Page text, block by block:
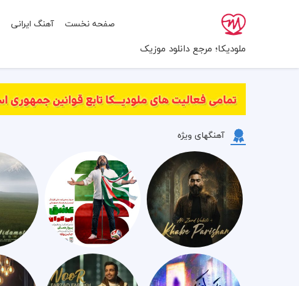
ملودیکا؛ مرجع دانلود موزیک
صفحه نخست آهنگ ایرانی
آهنگهای ویژه